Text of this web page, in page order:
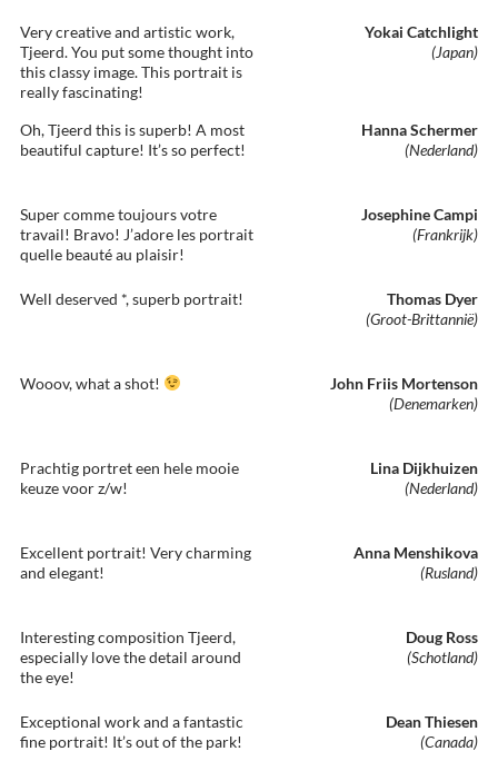
Very creative and artistic work,
Tjeerd. You put some thought into
this classy image. This portrait is
really fascinating!
Yokai Catchlight
(Japan)
Oh, Tjeerd this is superb! A most
beautiful capture! It’s so perfect!
Hanna Schermer
(Nederland)
Super comme toujours votre
travail! Bravo! J’adore les portrait
quelle beauté au plaisir!
Josephine Campi
(Frankrijk)
Well deserved *, superb portrait!
Thomas Dyer
(Groot-Brittannië)
Wooov, what a shot!
John Friis Mortenson
(Denemarken)
Prachtig portret een hele mooie
keuze voor z/w!
Lina Dijkhuizen
(Nederland)
Excellent portrait! Very charming
and elegant!
Anna Menshikova
(Rusland)
Interesting composition Tjeerd,
especially love the detail around
the eye!
Doug Ross
(Schotland)
Exceptional work and a fantastic
fine portrait! It’s out of the park!
Dean Thiesen
(Canada)